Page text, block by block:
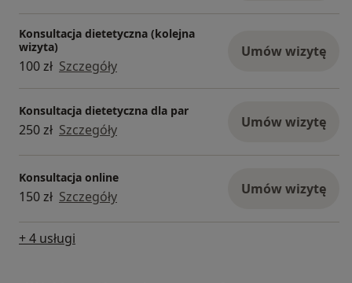
Konsultacja dietetyczna (kolejna
wizyta)
100 zł Szczegóły
Umów wizytę
Konsultacja dietetyczna dla par
250 zł Szczegóły Umów wizytę
Konsultacja online
150 zł Szczegóły Umów wizytę
+ 4 usługi